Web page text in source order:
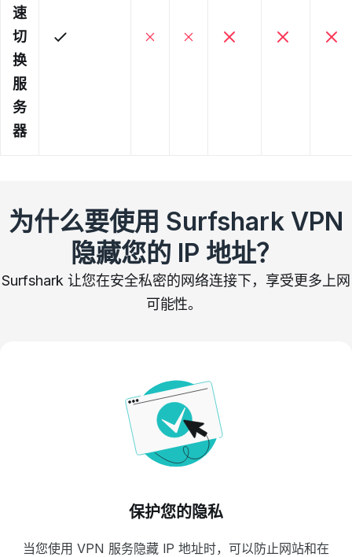
速
切
换
服
务
器
为什么要使用 Surfshark VPN
隐藏您的 IP 地址？
Surfshark 让您在安全私密的网络连接下，享受更多上网
可能性。
保护您的隐私
当您使用 VPN 服务隐藏 IP 地址时，可以防止网站和在